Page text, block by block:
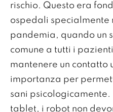
rischio. Questo era
ospedali specialmente
pandemia, quando un
comune a tutti i
mantenere un contatto
importanza per
sani
tablet, i robot non